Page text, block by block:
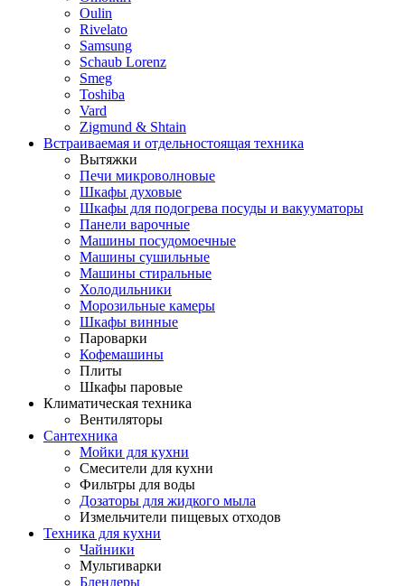
Oulin
Rivelato
Samsung
Schaub Lorenz
Smeg
Toshiba
Vard
Zigmund & Shtain
Встраиваемая и отдельностоящая техника
Вытяжки
Печи микроволновые
Шкафы духовые
Шкафы для подогрева посуды и вакууматоры
Панели варочные
Машины посудомоечные
Машины сушильные
Машины стиральные
Холодильники
Морозильные камеры
Шкафы винные
Пароварки
Кофемашины
Плиты
Шкафы паровые
Климатическая техника
Вентиляторы
Сантехника
Мойки для кухни
Смесители для кухни
Фильтры для воды
Дозаторы для жидкого мыла
Измельчители пищевых отходов
Техника для кухни
Чайники
Мультиварки
Блендеры